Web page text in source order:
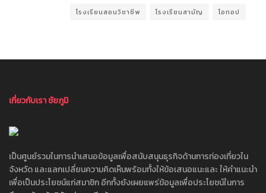
โรงเรียนสอนวิชาชีพ โรงเรียนสามัญ โอทอป
เกี่ยวกับเรา ชัยภูมิ
เป็นศูนย์รวมในการนำเสนอข้อมูลเพื่อสนับสนุนธุรกิจด้านการท่องเที่ยวใน
จังหวัด และแลกเปลี่ยนความคิดเห็นพร้อมทั้งให้ข้อเสนอแนะและ ให้คำแนะนำ
เพื่อเป็นประโยชน์แก่สมาชิก อีกทั้งยังเผยแพร่ข้อมูลเพื่อประโยชน์ในการ